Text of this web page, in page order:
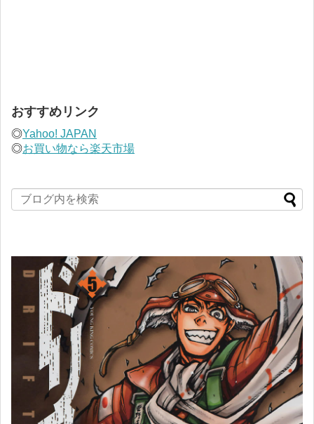
おすすめリンク
◎Yahoo! JAPAN
◎お買い物なら楽天市場